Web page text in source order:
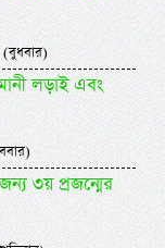
লড়াই এবং
৩য় প্রজন্মের